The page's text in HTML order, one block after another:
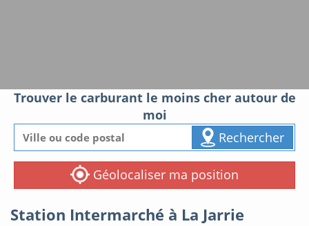
Trouver le carburant le moins cher autour de
moi
Rechercher
Géolocaliser ma position
Station Intermarché à La Jarrie